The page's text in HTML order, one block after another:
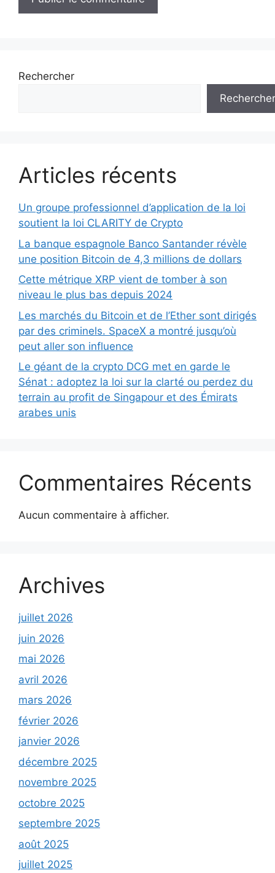
Rechercher
Rechercher
Articles récents
Un groupe professionnel d’application de la loi
soutient la loi CLARITY de Crypto
La banque espagnole Banco Santander révèle
une position Bitcoin de 4,3 millions de dollars
Cette métrique XRP vient de tomber à son
niveau le plus bas depuis 2024
Les marchés du Bitcoin et de l’Ether sont dirigés
par des criminels. SpaceX a montré jusqu’où
peut aller son influence
Le géant de la crypto DCG met en garde le
Sénat : adoptez la loi sur la clarté ou perdez du
terrain au profit de Singapour et des Émirats
arabes unis
Commentaires Récents
Aucun commentaire à afficher.
Archives
juillet 2026
juin 2026
mai 2026
avril 2026
mars 2026
février 2026
janvier 2026
décembre 2025
novembre 2025
octobre 2025
septembre 2025
août 2025
juillet 2025